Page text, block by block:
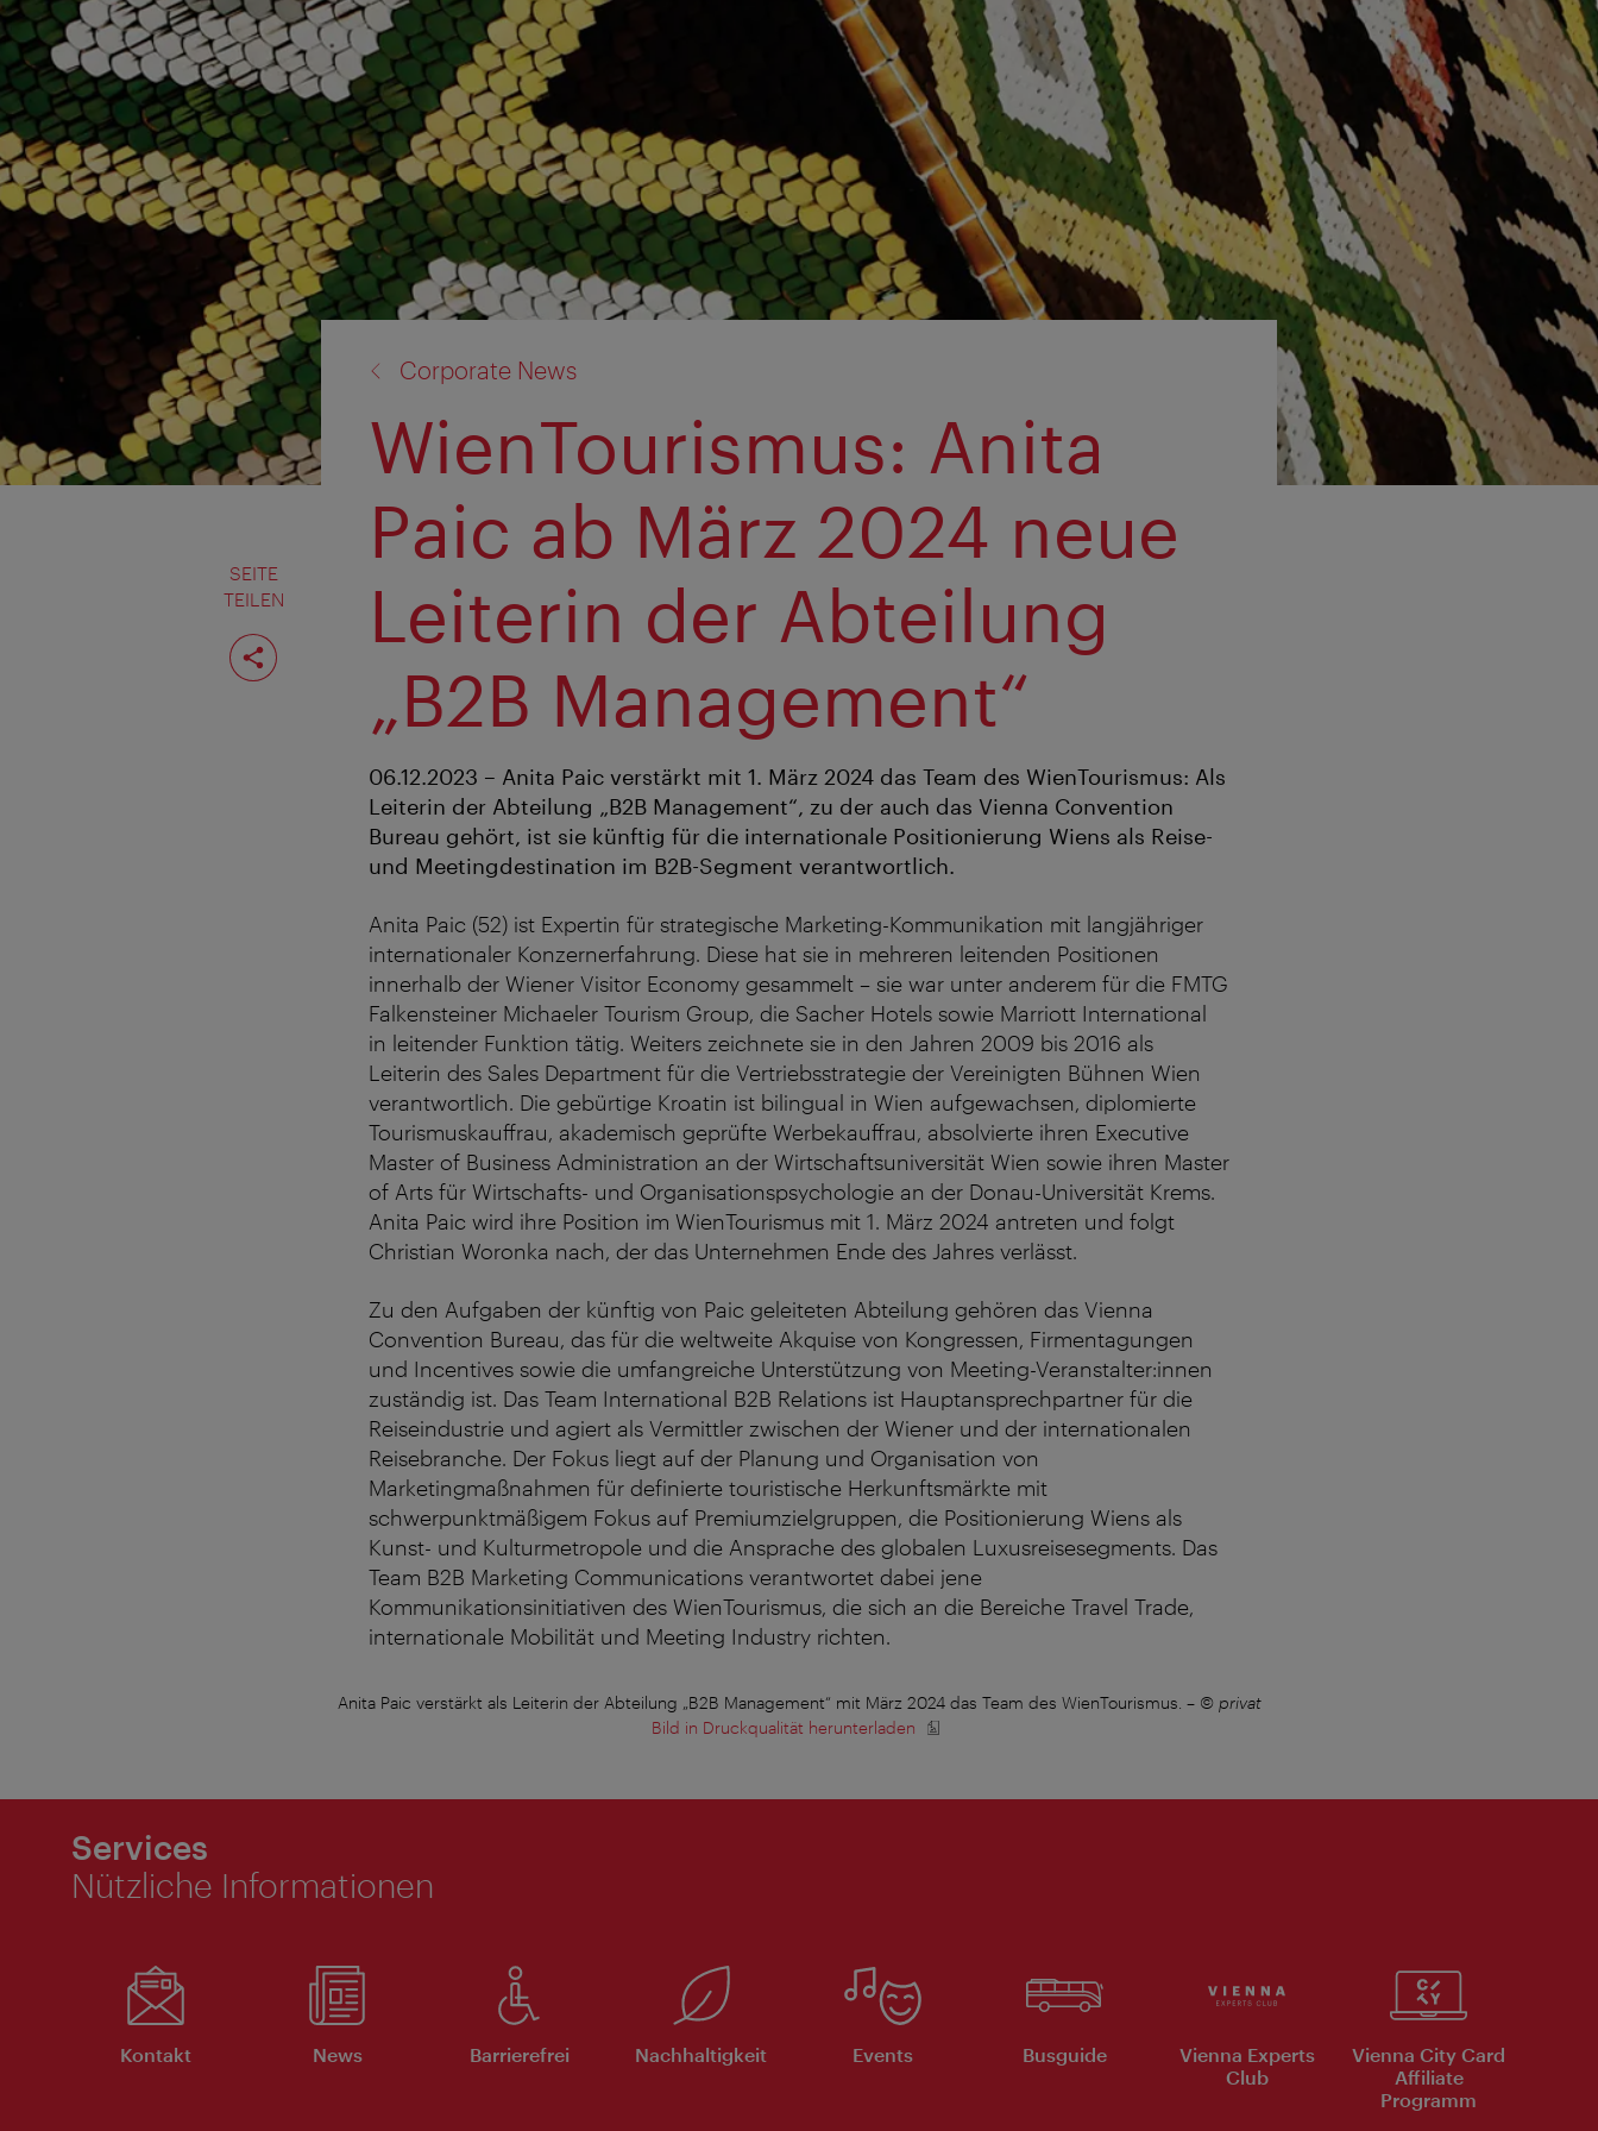
SEITE
TEILEN
Seite
teilen
Corporate News
WienTourismus: Anita
Paic ab März 2024 neue
Leiterin der Abteilung
„B2B Management“
06.12.2023 – Anita Paic verstärkt mit 1. März 2024 das Team des WienTourismus: Als
Leiterin der Abteilung „B2B Management“, zu der auch das Vienna Convention
Bureau gehört, ist sie künftig für die internationale Positionierung Wiens als Reise-
und Meetingdestination im B2B-Segment verantwortlich.
Anita Paic (52) ist Expertin für strategische Marketing-Kommunikation mit langjähriger
internationaler Konzernerfahrung. Diese hat sie in mehreren leitenden Positionen
innerhalb der Wiener Visitor Economy gesammelt – sie war unter anderem für die FMTG
Falkensteiner Michaeler Tourism Group, die Sacher Hotels sowie Marriott International
in leitender Funktion tätig. Weiters zeichnete sie in den Jahren 2009 bis 2016 als
Leiterin des Sales Department für die Vertriebsstrategie der Vereinigten Bühnen Wien
verantwortlich. Die gebürtige Kroatin ist bilingual in Wien aufgewachsen, diplomierte
Tourismuskauffrau, akademisch geprüfte Werbekauffrau, absolvierte ihren Executive
Master of Business Administration an der Wirtschaftsuniversität Wien sowie ihren Master
of Arts für Wirtschafts- und Organisationspsychologie an der Donau-Universität Krems.
Anita Paic wird ihre Position im WienTourismus mit 1. März 2024 antreten und folgt
Christian Woronka nach, der das Unternehmen Ende des Jahres verlässt.
Zu den Aufgaben der künftig von Paic geleiteten Abteilung gehören das Vienna
Convention Bureau, das für die weltweite Akquise von Kongressen, Firmentagungen
und Incentives sowie die umfangreiche Unterstützung von Meeting-Veranstalter:innen
zuständig ist. Das Team International B2B Relations ist Hauptansprechpartner für die
Reiseindustrie und agiert als Vermittler zwischen der Wiener und der internationalen
Reisebranche. Der Fokus liegt auf der Planung und Organisation von
Marketingmaßnahmen für definierte touristische Herkunftsmärkte mit
schwerpunktmäßigem Fokus auf Premiumzielgruppen, die Positionierung Wiens als
Kunst- und Kulturmetropole und die Ansprache des globalen Luxusreisesegments. Das
Team B2B Marketing Communications verantwortet dabei jene
Kommunikationsinitiativen des WienTourismus, die sich an die Bereiche Travel Trade,
internationale Mobilität und Meeting Industry richten.
Anita Paic verstärkt als Leiterin der Abteilung „B2B Management“ mit März 2024 das Team des WienTourismus. – © privat
Bild in Druckqualität herunterladen
Services
Nützliche Informationen
Kontakt News Barrierefrei Nachhaltigkeit Events Busguide
Vienna Experts
Club
Vienna City Card
Affiliate
Programm